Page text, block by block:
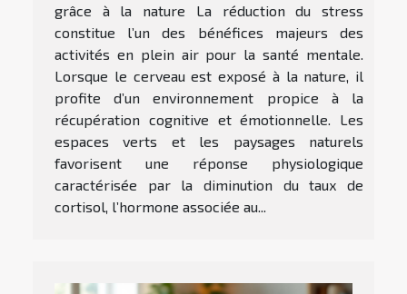
grâce à la nature La réduction du stress
constitue l’un des bénéfices majeurs des
activités en plein air pour la santé mentale.
Lorsque le cerveau est exposé à la nature, il
profite d’un environnement propice à la
récupération cognitive et émotionnelle. Les
espaces verts et les paysages naturels
favorisent une réponse physiologique
caractérisée par la diminution du taux de
cortisol, l’hormone associée au...